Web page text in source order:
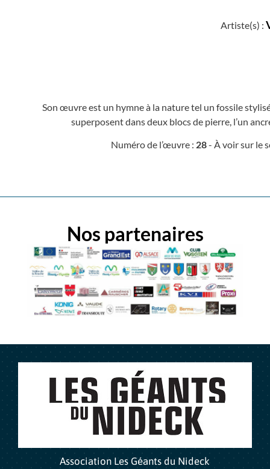
Artiste(s) :
Son œuvre est un hymne à la nature tel un fossile
superposent dans deux blocs de pierre, l’un
Numéro de l’œuvre : 28- À voir sur le
Nos partenaires
Association Les Géants du Nideck